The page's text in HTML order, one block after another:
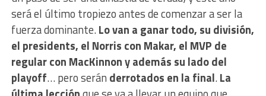
será el último tropiezo antes de comenzar a ser la
fuerza dominante.Lo van a ganar todo, su división,
el presidents, el Norris con Makar, el MVP de
regular con MacKinnon y además su lado del
playoff… pero serán derrotados en la final.La